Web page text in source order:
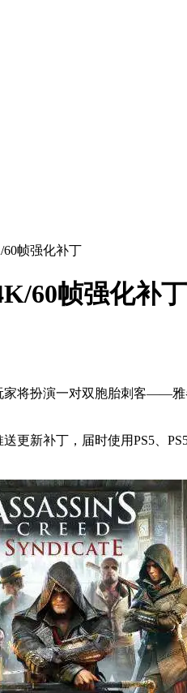
帧强化补丁
60帧强化补
将扮演一对双胞胎刺客——
新补丁，届时使用PS5、